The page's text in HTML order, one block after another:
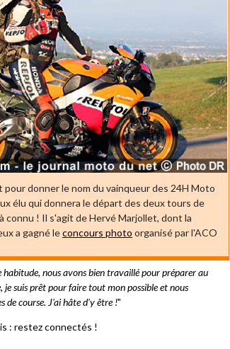
donner le nom du vainqueur des 24H Moto
élu qui donnera le départ des deux tours de
connu ! Il s'agit de Hervé Marjollet, dont la
a gagné leconcours photo organisé par l'ACO
habitude, nous avons bien travaillé pour préparer au
suis prêt pour faire tout mon possible et nous
de course. J'ai hâte d'y être !"
: restez connectés !